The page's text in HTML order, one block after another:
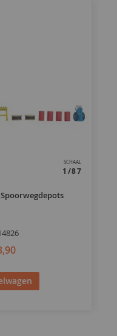
SCHAAL
1/87